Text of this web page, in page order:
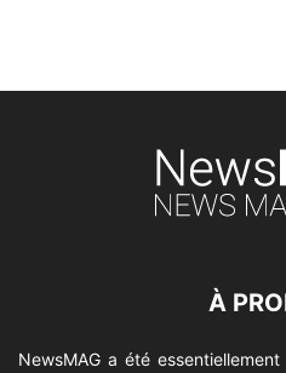
À
NewsMAG a été